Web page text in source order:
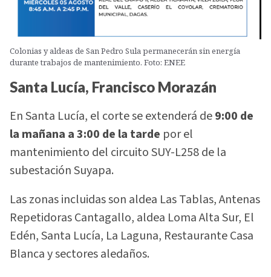
Colonias y aldeas de San Pedro Sula permanecerán sin energía
durante trabajos de mantenimiento. Foto: ENEE
Santa Lucía, Francisco Morazán
En Santa Lucía, el corte se extenderá de9:00 de
la mañana a 3:00 de la tarde por el
mantenimiento del circuito SUY-L258 de la
subestación Suyapa.
Las zonas incluidas son aldea Las Tablas, Antenas
Repetidoras Cantagallo, aldea Loma Alta Sur, El
Edén, Santa Lucía, La Laguna, Restaurante Casa
Blanca y sectores aledaños.